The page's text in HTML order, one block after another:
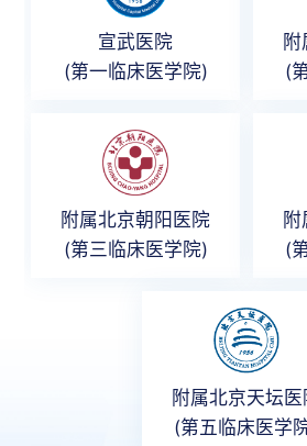
宣武医院
(第一临床医学院)
(
附属北京朝阳医院
(第三临床医学院)
(
附属北京天坛医
(第五临床医学